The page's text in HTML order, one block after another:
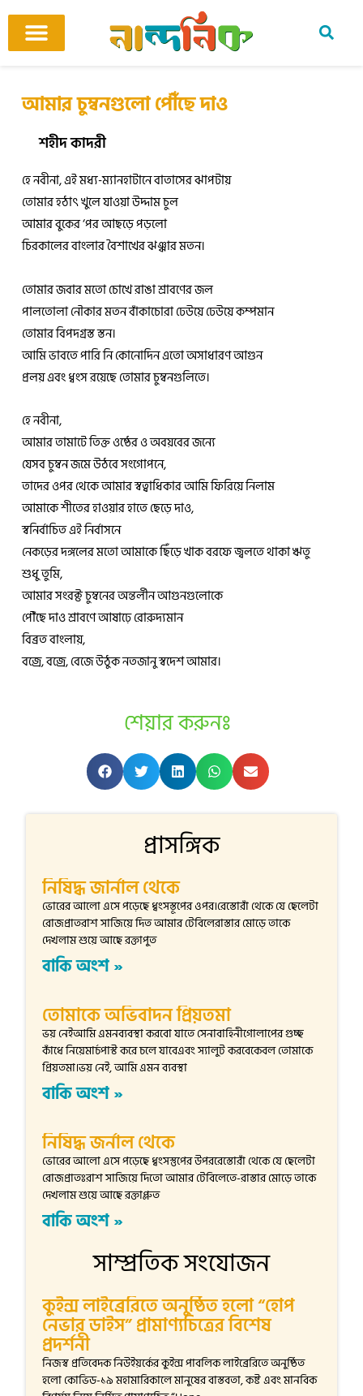
content
আমার চুম্বনগুলো পৌঁছে দাও
শহীদ কাদরী
হে নবীনা, এই মধ্য-ম্যানহাটানে বাতাসের ঝাপটায়
তোমার হঠাৎ খুলে যাওয়া উদ্দাম চুল
আমার বুকের ‘পর আছড়ে পড়লো
চিরকালের বাংলার বৈশাখের ঝঞ্ঝার মতন।
তোমার জবার মতো চোখে রাঙা শ্রাবণের জল
পালতোলা নৌকার মতন বাঁকাচোরা ঢেউয়ে ঢেউয়ে কম্পমান
তোমার বিপদগ্রস্ত স্তন।
আমি ভাবতে পারি নি কোনোদিন এতো অসাধারণ আগুন
প্রলয় এবং ধ্বংস রয়েছে তোমার চুম্বনগুলিতে।
হে নবীনা,
আমার তামাটে তিক্ত ওষ্ঠের ও অবয়বের জন্যে
যেসব চুম্বন জমে উঠবে সংগোপনে,
তাদের ওপর থেকে আমার স্বত্বাধিকার আমি ফিরিয়ে নিলাম
আমাকে শীতের হাওয়ার হাতে ছেড়ে দাও,
স্বনির্বাচিত এই নির্বাসনে
নেকড়ের দঙ্গলের মতো আমাকে ছিঁড়ে খাক বরফে জ্বলতে থাকা ঋতু
শুধু তুমি,
আমার সংরক্ট চুম্বনের অন্তর্লীন আগুনগুলোকে
পৌঁছে দাও শ্রাবণে আষাঢ়ে রোরুদ্যমান
বিব্রত বাংলায়,
বজ্রে, বজ্রে, বেজে উঠুক নতজানু স্বদেশ আমার।
শেয়ার করুনঃ
প্রাসঙ্গিক
নিষিদ্ধ জার্নাল থেকে
ভোরের আলো এসে পড়েছে ধ্বংসস্তূপের ওপর।রেস্তোরাঁ থেকে যে ছেলেটা
রোজপ্রাতরাশ সাজিয়ে দিত আমার টেবিলেরাস্তার মোড়ে তাকে
দেখলাম শুয়ে আছে রক্তাপুত
বাকি অংশ »
তোমাকে অভিবাদন প্রিয়তমা
ভয় নেইআমি এমনব্যবস্থা করবো যাতে সেনাবাহিনীগোলাপের গুচ্ছ
কাঁধে নিয়েমার্চপাস্ট করে চলে যাবেএবং স্যালুট করবেকেবল তোমাকে
প্রিয়তমা।ভয় নেই, আমি এমন ব্যবস্থা
বাকি অংশ »
নিষিদ্ধ জর্নাল থেকে
ভোরের আলো এসে পড়েছে ধ্বংসস্তুপের উপররেস্তোরাঁ থেকে যে ছেলেটা
রোজপ্রাতঃরাশ সাজিয়ে দিতো আমার টেবিলেতে-রাস্তার মোড়ে তাকে
দেখলাম শুয়ে আছে রক্তাপ্লুত
বাকি অংশ »
সাম্প্রতিক সংযোজন
কুইন্স লাইব্রেরিতে অনুষ্ঠিত হলো “হোপ
নেভার ডাইস” প্রামাণ্যচিত্রের বিশেষ
প্রদর্শনী
নিজস্ব প্রতিবেদক নিউইয়র্কের কুইন্স পাবলিক লাইব্রেরিতে অনুষ্ঠিত
হলো কোভিড-১৯ মহামারিকালে মানুষের বাস্তবতা, কষ্ট এবং মানবিক